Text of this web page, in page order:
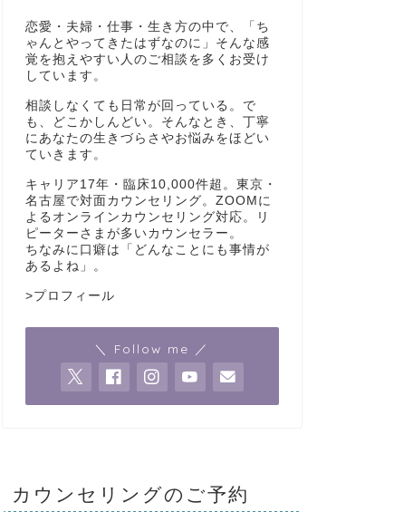
恋愛・夫婦・仕事・生き方の中で、「ち
ゃんとやってきたはずなのに」そんな感
覚を抱えやすい人のご相談を多くお受け
しています。
相談しなくても日常が回っている。で
も、どこかしんどい。そんなとき、丁寧
にあなたの生きづらさやお悩みをほどい
ていきます。
キャリア17年・臨床10,000件超。東京・
名古屋で対面カウンセリング。ZOOMに
よるオンラインカウンセリング対応。リ
ピーターさまが多いカウンセラー。
ちなみに口癖は「どんなことにも事情が
あるよね」。
>プロフィール
＼ Follow me ／
カウンセリングのご予約